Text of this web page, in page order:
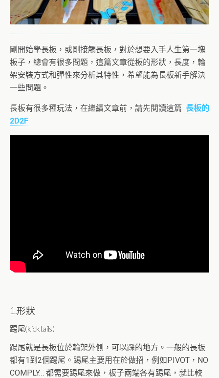
剛開始學長板，或剛接觸長板，對於想要入手人生第一塊
板子，總會有很多問題，這篇文章從板的形狀，長度，輪
架安裝方式和彈性來分析其特性，希望能為長板新手解決
一些問題。
長板有很多種玩法，在繼續文章前，請先閱讀這篇 長板的
2D2F
1.形狀
踢尾(kicktails)
踢尾就是長板位於輪架外側，可以踩的地方。一般的長板
都有1到2個踢尾。踢尾主要用在於做招，例如PIVOT，NO
COMPLY… 都需要踢尾來做，板子兩端各有踢尾，就比較